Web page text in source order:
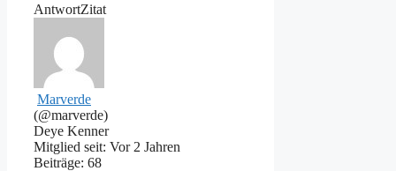
AntwortZitat
Marverde
(@marverde)
Deye Kenner
Mitglied seit: Vor 2 Jahren
Beiträge: 68